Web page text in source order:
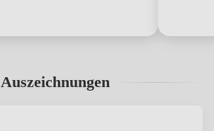
Auszeichnungen